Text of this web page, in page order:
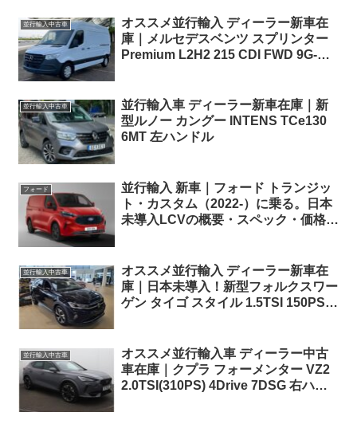
並行輸入中古車
オススメ並行輸入 ディーラー新車在
庫｜メルセデスベンツ スプリンター
Premium L2H2 215 CDI FWD 9G-
並行輸入中古車
並行輸入車 ディーラー新車在庫｜新
型ルノー カングー INTENS TCe130
6MT 左ハンドル
フォード
並行輸入 新車｜フォード トランジッ
ト・カスタム（2022-）に乗る。日本
未導入LCVの概要・スペック・価格の
並行輸入中古車
オススメ並行輸入 ディーラー新車在
庫｜日本未導入！新型フォルクスワー
ゲン タイゴ スタイル 1.5TSI 150PS
並行輸入中古車
オススメ並行輸入車 ディーラー中古
車在庫｜クプラ フォーメンター VZ2
2.0TSI(310PS) 4Drive 7DSG 右ハン